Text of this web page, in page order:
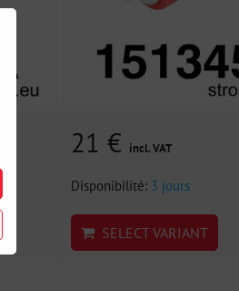
21 € incl. VAT
Disponibilité: 3 jours
SELECT VARIANT